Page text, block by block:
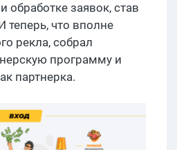
обработке заявок, став
теперь, что вполне
рекла, собрал
программу и
партнерка.